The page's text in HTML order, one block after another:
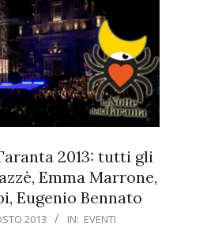
2013: tutti gli
Emma Marrone,
Eugenio Bennato
2013 IN: EVENTI